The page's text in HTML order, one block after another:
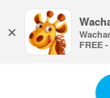
×
FREE